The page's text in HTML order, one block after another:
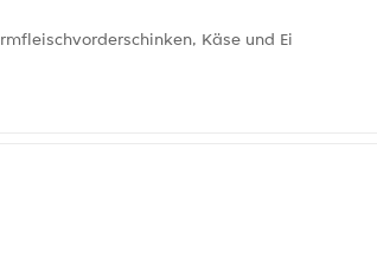
Käse und Ei